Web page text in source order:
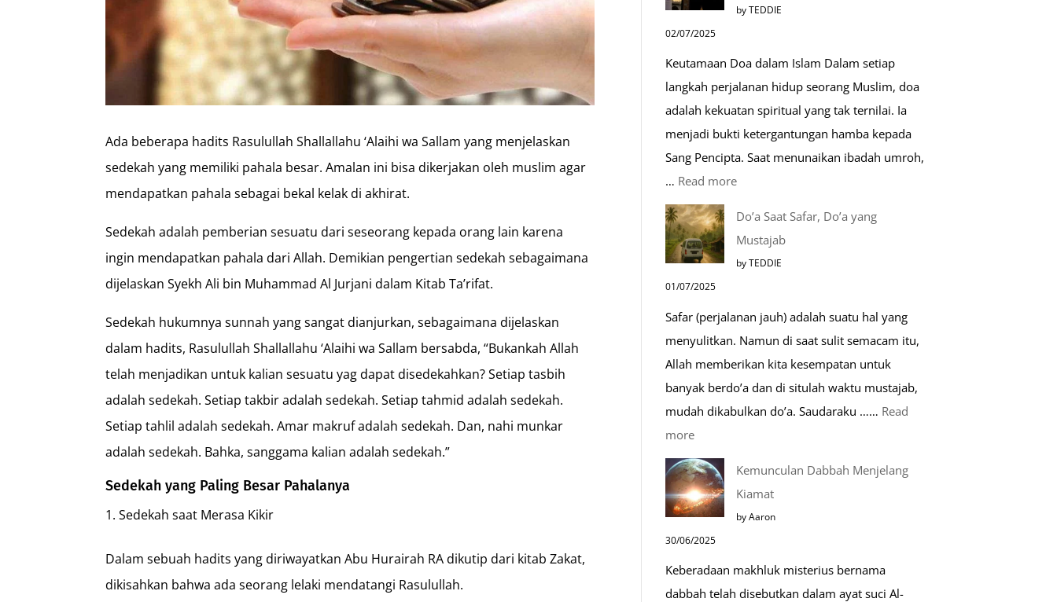
Ada beberapa hadits Rasulullah Shallallahu ‘Alaihi wa Sallam yang menjelaskan
sedekah yang memiliki pahala besar. Amalan ini bisa dikerjakan oleh muslim agar
mendapatkan pahala sebagai bekal kelak di akhirat.
Sedekah adalah pemberian sesuatu dari seseorang kepada orang lain karena
ingin mendapatkan pahala dari Allah. Demikian pengertian sedekah sebagaimana
dijelaskan Syekh Ali bin Muhammad Al Jurjani dalam Kitab Ta’rifat.
Sedekah hukumnya sunnah yang sangat dianjurkan, sebagaimana dijelaskan
dalam hadits, Rasulullah Shallallahu ‘Alaihi wa Sallam bersabda, “Bukankah Allah
telah menjadikan untuk kalian sesuatu yag dapat disedekahkan? Setiap tasbih
adalah sedekah. Setiap takbir adalah sedekah. Setiap tahmid adalah sedekah.
Setiap tahlil adalah sedekah. Amar makruf adalah sedekah. Dan, nahi munkar
adalah sedekah. Bahka, sanggama kalian adalah sedekah.”
Sedekah yang Paling Besar Pahalanya
Sedekah saat Merasa Kikir
Dalam sebuah hadits yang diriwayatkan Abu Hurairah RA dikutip dari kitab Zakat,
dikisahkan bahwa ada seorang lelaki mendatangi Rasulullah.
Umroh
Dengan
Kereta
Cepat
by TEDDIE
02/07/2025
Keutamaan Doa dalam Islam Dalam setiap
langkah perjalanan hidup seorang Muslim, doa
adalah kekuatan spiritual yang tak ternilai. Ia
menjadi bukti ketergantungan hamba kepada
Sang Pencipta. Saat menunaikan ibadah umroh,
… Read more:
Mustajab
Saat
Umroh
Do’a Saat Safar, Do’a yang
Mustajab
by TEDDIE
01/07/2025
Safar (perjalanan jauh) adalah suatu hal yang
menyulitkan. Namun di saat sulit semacam itu,
Allah memberikan kita kesempatan untuk
banyak berdo’a dan di situlah waktu mustajab,
mudah dikabulkan do’a. Saudaraku …… Read
more:
Do’a
Saat
Safar,
Mustajab
Kemunculan Dabbah Menjelang
Kiamat
by Aaron
30/06/2025
Keberadaan makhluk misterius bernama
dabbah telah disebutkan dalam ayat suci Al-